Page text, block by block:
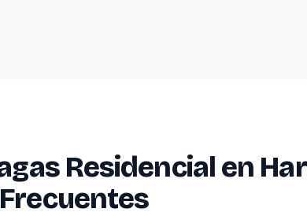
Residencial en